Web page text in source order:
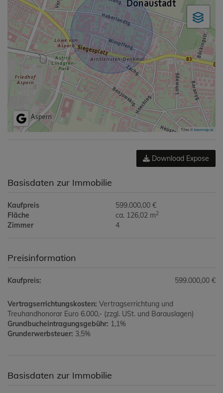
Tiles ©basemap.at
Download Expose
Basisdaten zur Immobilie
Kaufpreis
599.000,00 €
Fläche
ca. 126,02 m2
Zimmer 4
Preisinformation
Kaufpreis: 599.000,00 €
Vertragserrichtungskosten: Vertragserrichtung und
Treuhandhonorar Euro 6.000,- (zzgl. USt. und Barauslagen)
Grundbucheintragungsgebühr: 1,1%
Grunderwerbsteuer: 3,5%
Basisdaten zur Immobilie